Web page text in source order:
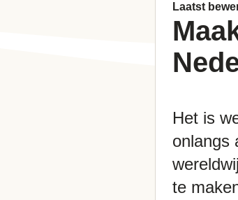
Laatst
Het is
onlangs
te